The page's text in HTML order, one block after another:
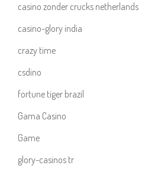
casino zonder crucks netherlands
casino-glory india
crazy time
csdino
fortune tiger brazil
Gama Casino
Game
glory-casinos tr